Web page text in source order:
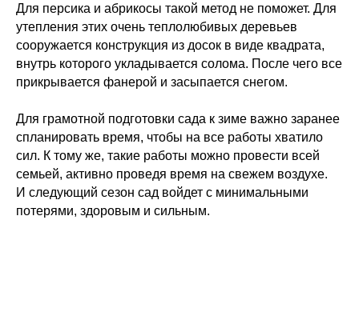
Для персика и абрикосы такой метод не поможет. Для
утепления этих очень теплолюбивых деревьев
сооружается конструкция из досок в виде квадрата,
внутрь которого укладывается солома. После чего все
прикрывается фанерой и засыпается снегом.
Для грамотной подготовки сада к зиме важно заранее
спланировать время, чтобы на все работы хватило
сил. К тому же, такие работы можно провести всей
семьей, активно проведя время на свежем воздухе.
И следующий сезон сад войдет с минимальными
потерями, здоровым и сильным.